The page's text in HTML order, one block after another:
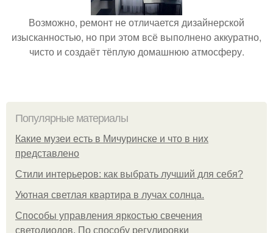
Возможно, ремонт не отличается дизайнерской
изысканностью, но при этом всё выполнено аккуратно,
чисто и создаёт тёплую домашнюю атмосферу.
Популярные материалы
Какие музеи есть в Мичуринске и что в них
представлено
Стили интерьеров: как выбрать лучший для себя?
Уютная светлая квартира в лучах солнца.
Способы управления яркостью свечения
светодиодов. По способу регулировки